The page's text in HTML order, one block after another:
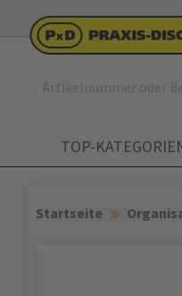
TOP-
Startseite